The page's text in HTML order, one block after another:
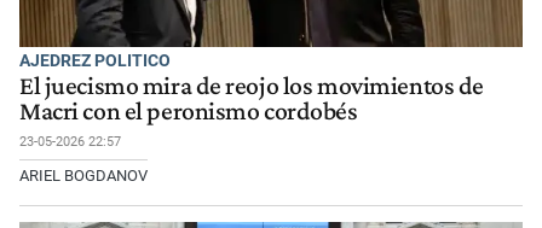
AJEDREZ POLITICO
El juecismo mira de reojo los movimientos de
Macri con el peronismo cordobés
23-05-2026 22:57
ARIEL BOGDANOV